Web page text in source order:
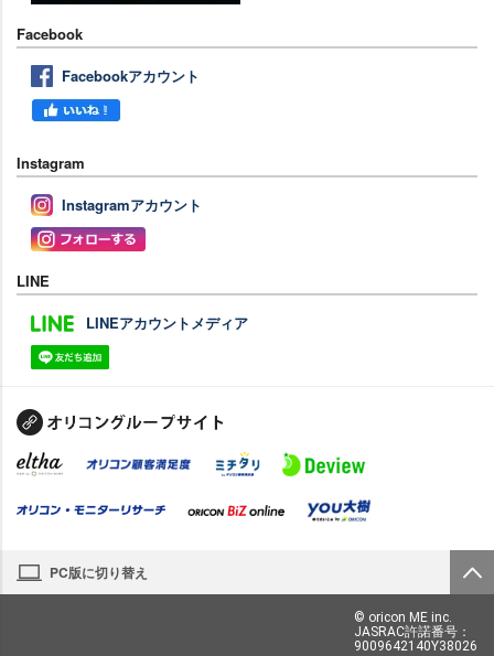
Facebook
Facebookアカウント
Instagram
Instagramアカウント
LINE
LINEアカウントメディア
PC版に切り替え
© oricon ME inc.
JASRAC許諾番号：
9009642140Y38026